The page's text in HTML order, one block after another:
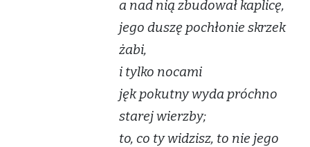
a nad nią zbudował kaplicę,
jego duszę pochłonie skrzek
żabi,
i tylko nocami
jęk pokutny wyda próchno
starej wierzby;
to, co ty widzisz, to nie jego